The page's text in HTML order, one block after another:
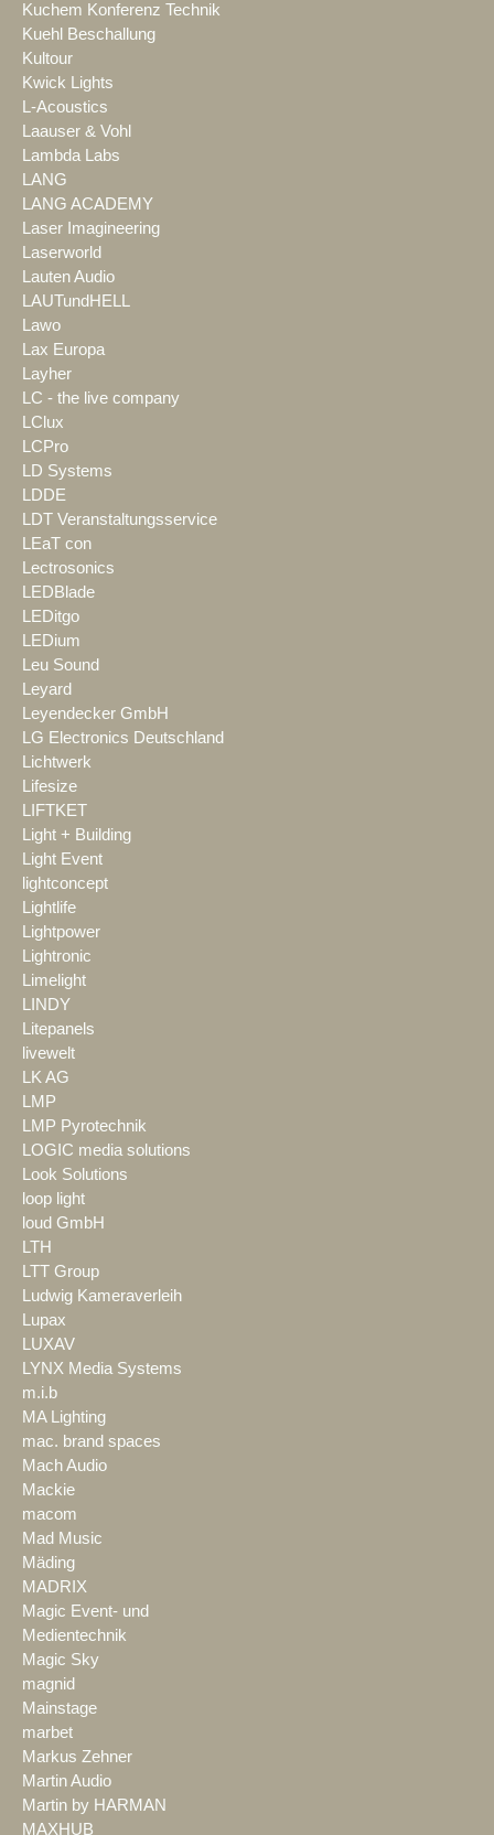
Kuchem Konferenz Technik
Kuehl Beschallung
Kultour
Kwick Lights
L-Acoustics
Laauser & Vohl
Lambda Labs
LANG
LANG ACADEMY
Laser Imagineering
Laserworld
Lauten Audio
LAUTundHELL
Lawo
Lax Europa
Layher
LC - the live company
LClux
LCPro
LD Systems
LDDE
LDT Veranstaltungsservice
LEaT con
Lectrosonics
LEDBlade
LEDitgo
LEDium
Leu Sound
Leyard
Leyendecker GmbH
LG Electronics Deutschland
Lichtwerk
Lifesize
LIFTKET
Light + Building
Light Event
lightconcept
Lightlife
Lightpower
Lightronic
Limelight
LINDY
Litepanels
livewelt
LK AG
LMP
LMP Pyrotechnik
LOGIC media solutions
Look Solutions
loop light
loud GmbH
LTH
LTT Group
Ludwig Kameraverleih
Lupax
LUXAV
LYNX Media Systems
m.i.b
MA Lighting
mac. brand spaces
Mach Audio
Mackie
macom
Mad Music
Mäding
MADRIX
Magic Event- und
Medientechnik
Magic Sky
magnid
Mainstage
marbet
Markus Zehner
Martin Audio
Martin by HARMAN
MAXHUB